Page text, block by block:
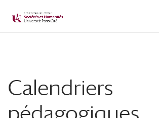
Calendriers
pédagogiques